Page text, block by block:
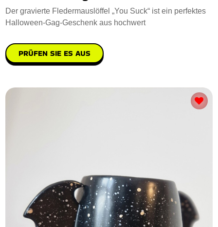
Der gravierte Fledermauslöffel „You Suck“ ist ein perfektes
Halloween-Gag-Geschenk aus hochwert
PRÜFEN SIE ES AUS